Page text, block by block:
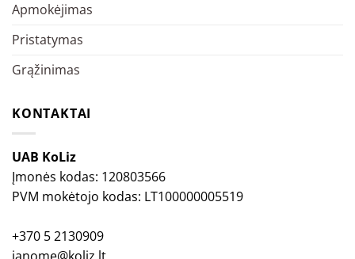
Apmokėjimas
Pristatymas
Grąžinimas
KONTAKTAI
UAB KoLiz
Įmonės kodas: 120803566
PVM mokėtojo kodas: LT100000005519
+370 5 2130909